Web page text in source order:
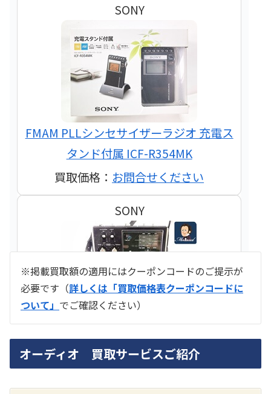
SONY
FMAM PLLシンセサイザーラジオ 充電ス
タンド付属 ICF-R354MK
買取価格： お問合せください
SONY
買取価格：お問合せください
SONY
※掲載買取額の適用にはクーポンコードのご提示が
必要です（詳しくは「買取価格表クーポンコードに
ついて」 でご確認ください）
オーディオ 買取サービスご紹介